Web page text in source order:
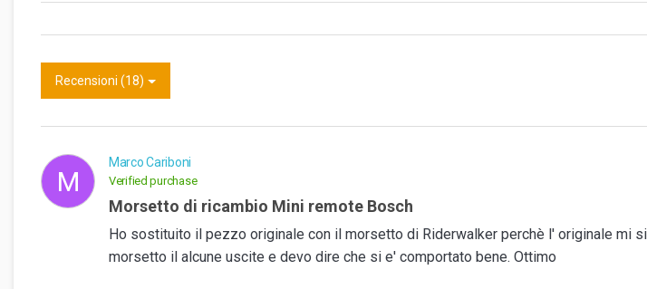
Recensioni (18)
M
Marco Cariboni
Verified purchase
morsetto di ricambio Mini remote Bosch
Ho sostituito il pezzo originale con il morsetto di Riderwalker perchè l' originale mi
morsetto il alcune uscite e devo dire che si e' comportato bene. Ottimo